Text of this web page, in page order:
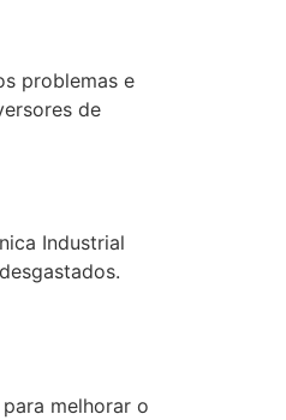
problemas e
de
Industrial
melhorar o